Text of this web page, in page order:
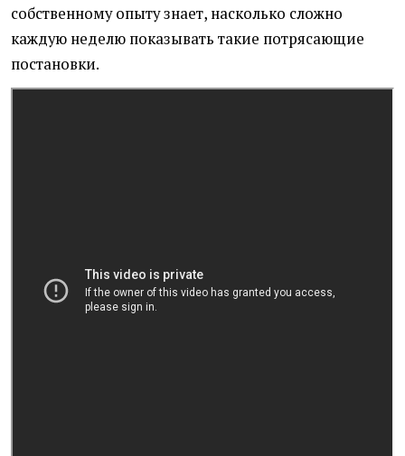
собственному опыту знает, насколько сложно
каждую неделю показывать такие потрясающие
постановки.